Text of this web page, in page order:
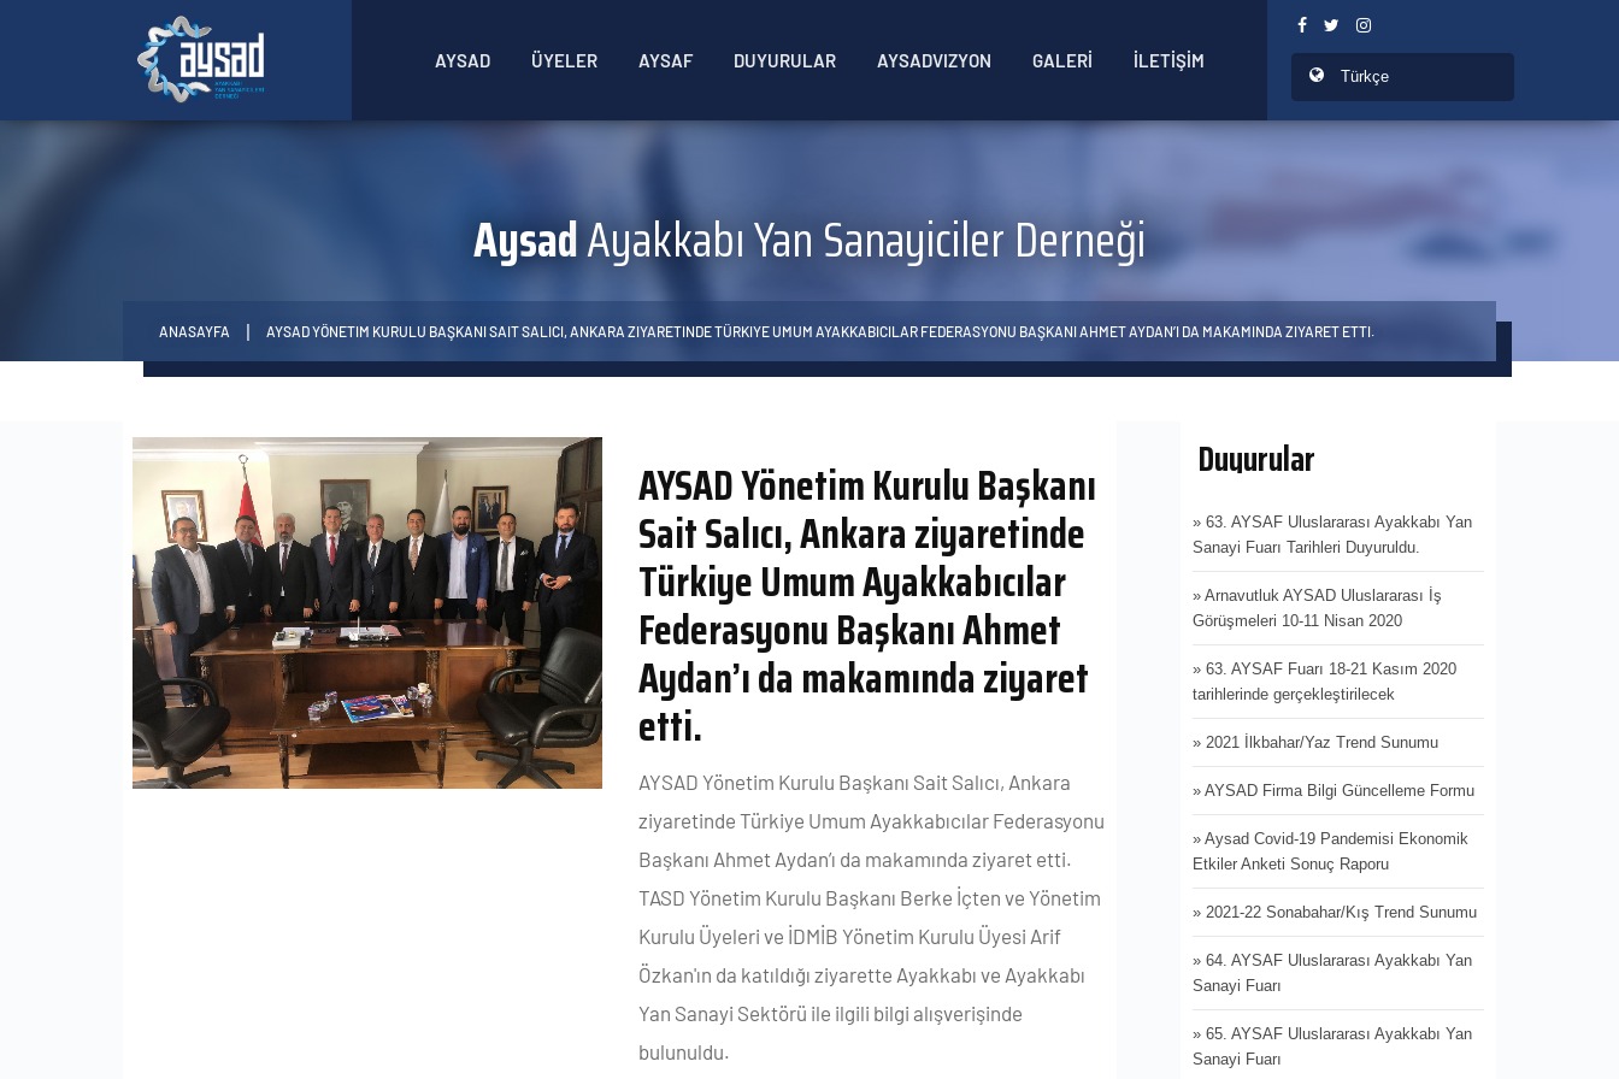
AYSAD ÜYELER AYSAF DUYURULAR AYSADVIZYON GALERİ İLETİŞİM
AysadAyakkabı Yan Sanayiciler Derneği
ANASAYFA AYSAD YÖNETIM KURULU BAŞKANI SAIT SALICI, ANKARA ZIYARETINDE TÜRKIYE UMUM AYAKKABICILAR FEDERASYONU BAŞKANI AHMET AYDAN’I DA MAKAMINDA ZIYARET ETTI.
AYSAD Yönetim Kurulu Başkanı
Sait Salıcı, Ankara ziyaretinde
Türkiye Umum Ayakkabıcılar
Federasyonu Başkanı Ahmet
Aydan’ı da makamında ziyaret
etti.
AYSAD Yönetim Kurulu Başkanı Sait Salıcı, Ankara
ziyaretinde Türkiye Umum Ayakkabıcılar Federasyonu
Başkanı Ahmet Aydan’ı da makamında ziyaret etti.
TASD Yönetim Kurulu Başkanı Berke İçten ve Yönetim
Kurulu Üyeleri ve İDMİB Yönetim Kurulu Üyesi Arif
Özkan'ın da katıldığı ziyarette Ayakkabı ve Ayakkabı
Yan Sanayi Sektörü ile ilgili bilgi alışverişinde
bulunuldu.
Duyurular
» 63. AYSAF Uluslararası Ayakkabı Yan
Sanayi Fuarı Tarihleri Duyuruldu.
» Arnavutluk AYSAD Uluslararası İş
Görüşmeleri 10-11 Nisan 2020
» 63. AYSAF Fuarı 18-21 Kasım 2020
tarihlerinde gerçekleştirilecek
» 2021 İlkbahar/Yaz Trend Sunumu
» AYSAD Firma Bilgi Güncelleme Formu
» Aysad Covid-19 Pandemisi Ekonomik
Etkiler Anketi Sonuç Raporu
» 2021-22 Sonabahar/Kış Trend Sunumu
» 64. AYSAF Uluslararası Ayakkabı Yan
Sanayi Fuarı
» 65. AYSAF Uluslararası Ayakkabı Yan
Sanayi Fuarı